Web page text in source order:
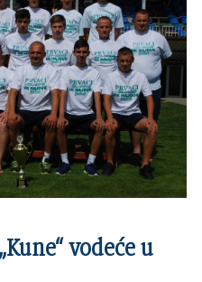
vodeće u